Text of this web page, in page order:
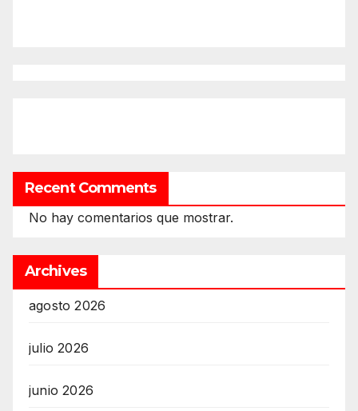
Recent Comments
No hay comentarios que mostrar.
Archives
agosto 2026
julio 2026
junio 2026